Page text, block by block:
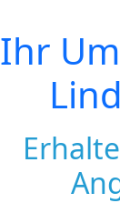
Ihr